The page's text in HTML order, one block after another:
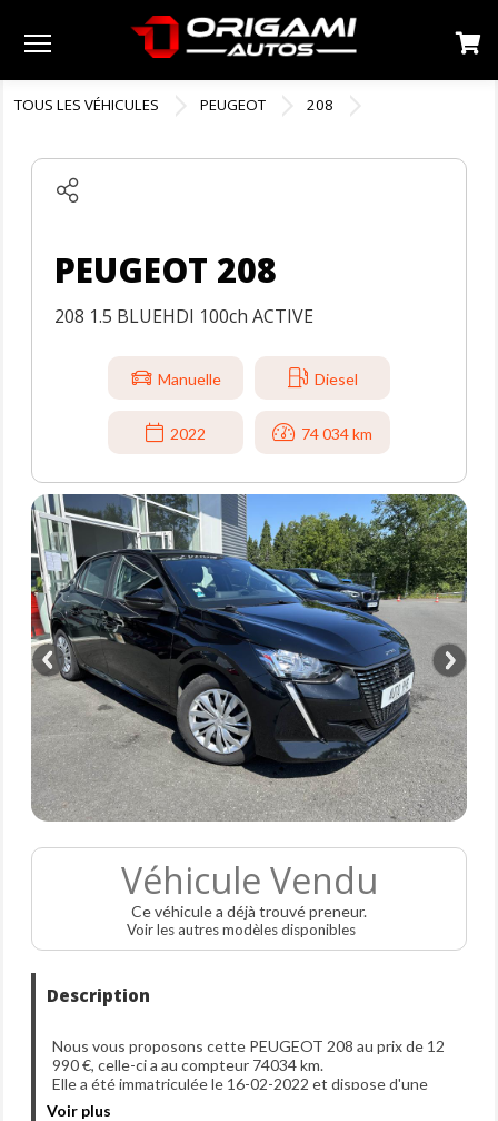
TOUS LES VÉHICULES PEUGEOT 208
PEUGEOT 208
208 1.5 BLUEHDI 100ch ACTIVE
Manuelle Diesel
2022 74 034 km
Véhicule Vendu
Ce véhicule a déjà trouvé preneur.
Voir les autres modèles disponibles
Description
Nous vous proposons cette PEUGEOT 208 au prix de 12
990 €, celle-ci a au compteur 74034 km.
Elle a été immatriculée le 16-02-2022 et dispose d'une
puissance de 100ch din.
Voir plus